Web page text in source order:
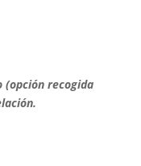
(opción recogida